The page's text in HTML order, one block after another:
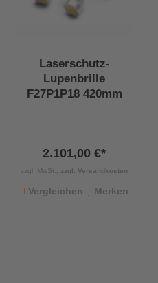
Laserschutz-
Lupenbrille
F27P1P18 420mm
2.101,00 €*
zzgl. MwSt., zzgl. Versandkosten
Vergleichen Merken